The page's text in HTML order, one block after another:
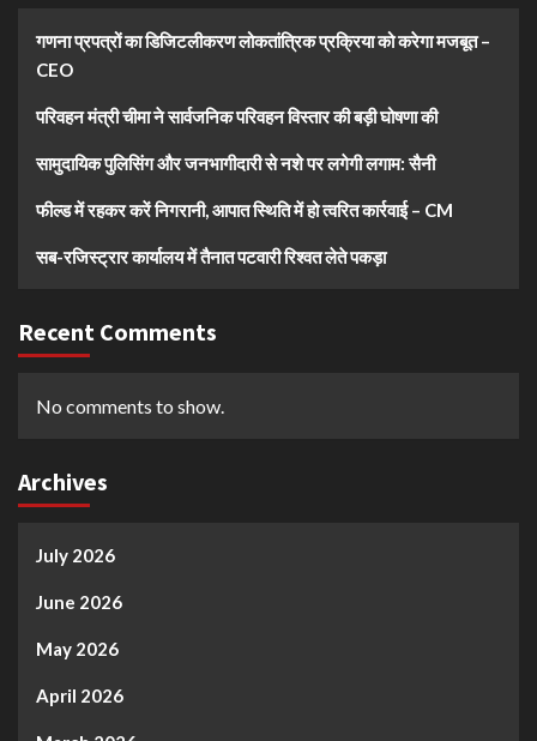
गणना प्रपत्रों का डिजिटलीकरण लोकतांत्रिक प्रक्रिया को करेगा मजबूत –
CEO
परिवहन मंत्री चीमा ने सार्वजनिक परिवहन विस्तार की बड़ी घोषणा की
सामुदायिक पुलिसिंग और जनभागीदारी से नशे पर लगेगी लगाम: सैनी
फील्ड में रहकर करें निगरानी, आपात स्थिति में हो त्वरित कार्रवाई – CM
सब-रजिस्ट्रार कार्यालय में तैनात पटवारी रिश्वत लेते पकड़ा
Recent Comments
No comments to show.
Archives
July 2026
June 2026
May 2026
April 2026